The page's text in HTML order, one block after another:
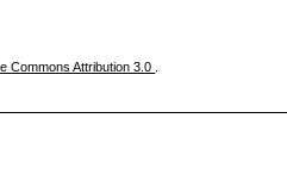
Commons Attribution 3.0